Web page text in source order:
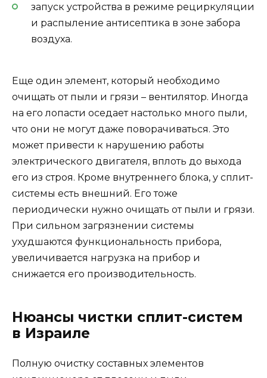
запуск устройства в режиме рециркуляции
и распыление антисептика в зоне забора
воздуха.
Еще один элемент, который необходимо
очищать от пыли и грязи – вентилятор. Иногда
на его лопасти оседает настолько много пыли,
что они не могут даже поворачиваться. Это
может привести к нарушению работы
электрического двигателя, вплоть до выхода
его из строя. Кроме внутреннего блока, у сплит-
системы есть внешний. Его тоже
периодически нужно очищать от пыли и грязи.
При сильном загрязнении системы
ухудшаются функциональность прибора,
увеличивается нагрузка на прибор и
снижается его производительность.
Нюансы чистки сплит-систем
в Израиле
Полную очистку составных элементов